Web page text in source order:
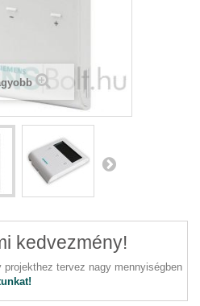
kedvezmény!
tervez nagy mennyiségben